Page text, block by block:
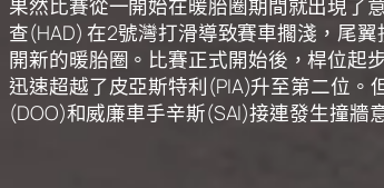
果然比賽從一開始在暖胎圈期間就出現了
查(HAD) 在2號灣打滑導致賽車擱淺，尾
開新的暖胎圈。比賽正式開始後，桿位起
迅速超越了皮亞斯特利(PIA)升至第二位
(DOO)和威廉車手辛斯(SAI)接連發生撞牆